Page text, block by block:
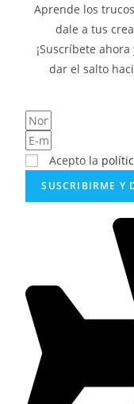
Aprende los
dale a tus
¡Suscríbete
dar el salto
Acepto la
SUSCRIBIRME Y